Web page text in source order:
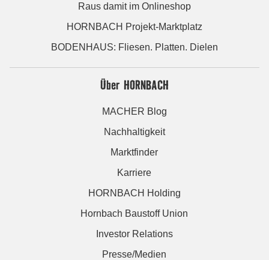
Raus damit im Onlineshop
HORNBACH Projekt-Marktplatz
BODENHAUS: Fliesen. Platten. Dielen
Über HORNBACH
MACHER Blog
Nachhaltigkeit
Marktfinder
Karriere
HORNBACH Holding
Hornbach Baustoff Union
Investor Relations
Presse/Medien